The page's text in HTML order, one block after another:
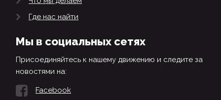
Где нас найти
Мы в социальных сетях
Присоединяйтесь к нашему движению и следите за
новостями на:
Facebook